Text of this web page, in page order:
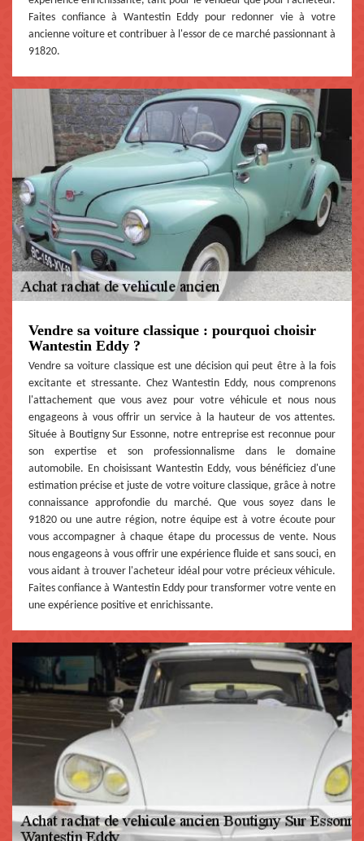
Faites confiance à Wantestin Eddy pour redonner vie à votre
ancienne voiture et contribuer à l'essor de ce marché passionnant à
91820.
Vendre sa voiture classique : pourquoi choisir
Wantestin Eddy ?
Vendre sa voiture classique est une décision qui peut être à la fois
excitante et stressante. Chez Wantestin Eddy, nous comprenons
l'attachement que vous avez pour votre véhicule et nous nous
engageons à vous offrir un service à la hauteur de vos attentes.
Située à Boutigny Sur Essonne, notre entreprise est reconnue pour
son expertise et son professionnalisme dans le domaine
automobile. En choisissant Wantestin Eddy, vous bénéficiez d'une
estimation précise et juste de votre voiture classique, grâce à notre
connaissance approfondie du marché. Que vous soyez dans le
91820 ou une autre région, notre équipe est à votre écoute pour
vous accompagner à chaque étape du processus de vente. Nous
nous engageons à vous offrir une expérience fluide et sans souci, en
vous aidant à trouver l'acheteur idéal pour votre précieux véhicule.
Faites confiance à Wantestin Eddy pour transformer votre vente en
une expérience positive et enrichissante.